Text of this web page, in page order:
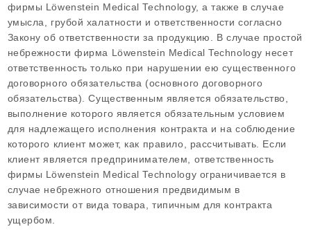
фирмы Löwenstein Medical Technology, а также в случае
умысла, грубой халатности и ответственности согласно
Закону об ответственности за продукцию. В случае простой
небрежности фирма Löwenstein Medical Technology несет
ответственность только при нарушении ею существенного
договорного обязательства (основного договорного
обязательства). Существенным является обязательство,
выполнение которого является обязательным условием
для надлежащего исполнения контракта и на соблюдение
которого клиент может, как правило, рассчитывать. Если
клиент является предпринимателем, ответственность
фирмы Löwenstein Medical Technology ограничивается в
случае небрежного отношения предвидимым в
зависимости от вида товара, типичным для контракта
ущербом.